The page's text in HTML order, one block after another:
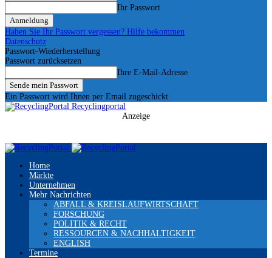
Ihr Passwort
Haben Sie Ihr Passwort vergessen? Hilfe bekommen
Datenschutz
Passwort-Wiederherstellung
Passwort zurücksetzen
Ihre E-Mail-Adresse
Ein Passwort wird Ihnen per Email zugeschickt.
Recyclingportal
Anzeige
Home
Märkte
Unternehmen
Mehr Nachrichten
ABFALL & KREISLAUFWIRTSCHAFT
FORSCHUNG
POLITIK & RECHT
RESSOURCEN & NACHHALTIGKEIT
ENGLISH
Termine